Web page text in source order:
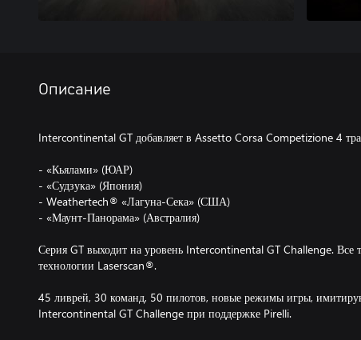
Описание
Intercontinental GT добавляет в Assetto Corsa Competizione 4
- «Кьялами» (ЮАР)
- «Судзука» (Япония)
- Weathertech®️ «Лагуна-Сека» (США)
- «Маунт-Панорама» (Австралия)
Серия GT выходит на уровень Intercontinental GT Challenge. Все
технологии Laserscan®️.
45 ливрей, 30 команд, 50 пилотов, новые режимы игры,